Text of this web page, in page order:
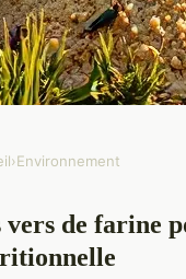
›Environnement
vers de farine